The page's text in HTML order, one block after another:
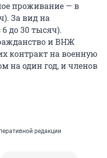
проживание — в
За вид на
до 30 тысяч).
и ВНЖ
контракт на военную
на один год, и членов
редакции